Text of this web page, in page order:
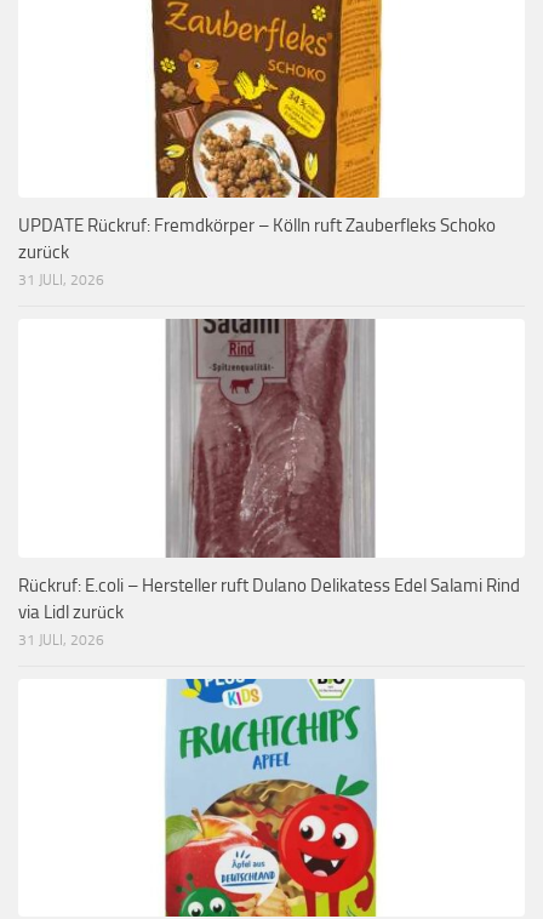
UPDATE Rückruf: Fremdkörper – Kölln ruft Zauberfleks Schoko
zurück
31 JULI, 2026
Rückruf: E.coli – Hersteller ruft Dulano Delikatess Edel Salami Rind
via Lidl zurück
31 JULI, 2026